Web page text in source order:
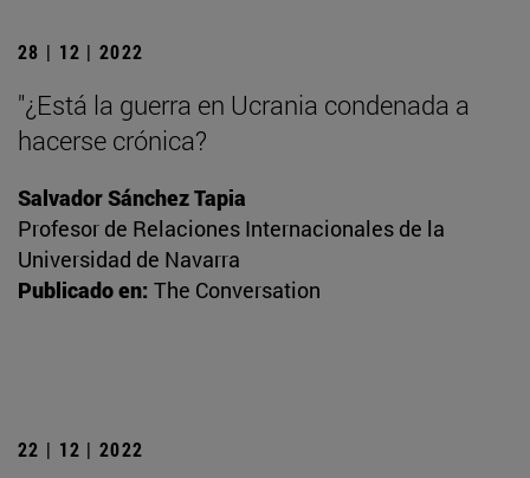
28 | 12 | 2022
"¿Está la guerra en Ucrania condenada a
hacerse crónica?
Salvador Sánchez Tapia
Profesor de Relaciones Internacionales de la
Universidad de Navarra
Publicado en: The Conversation
22 | 12 | 2022